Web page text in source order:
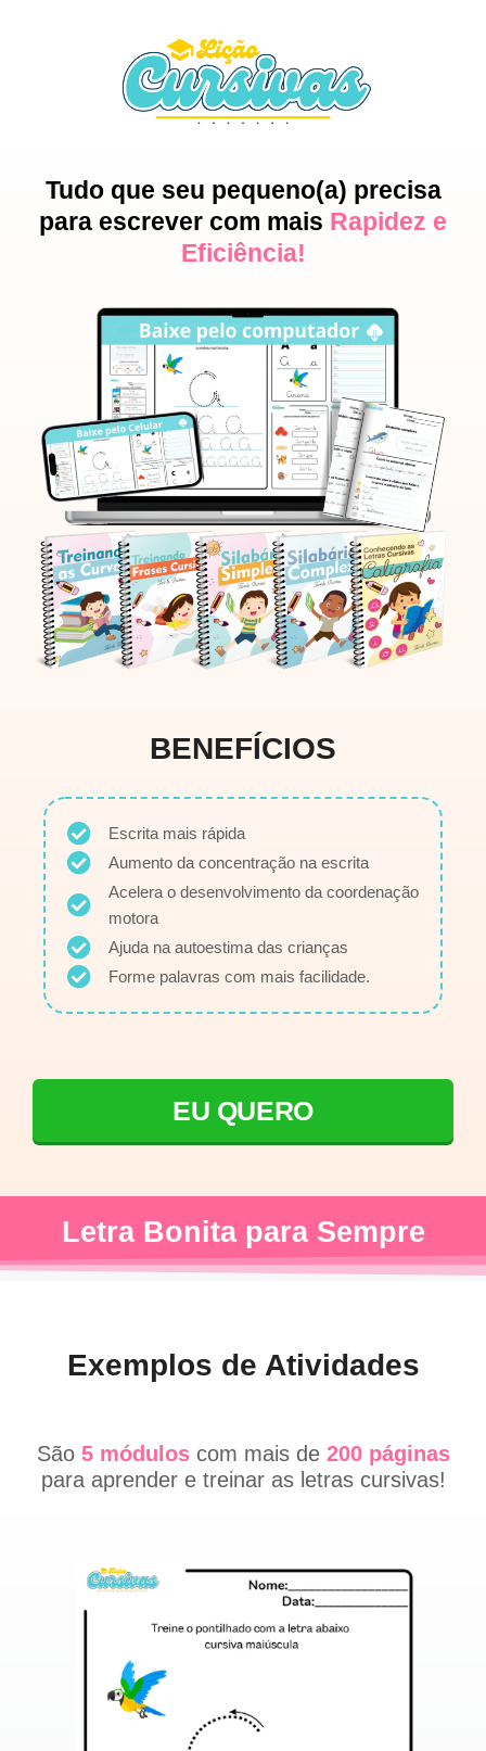
Tudo que seu pequeno(a) precisa
para escrever com mais Rapidez e
Eficiência!
BENEFÍCIOS
Escrita mais rápida
Aumento da concentração na escrita
Acelera o desenvolvimento da coordenação
motora
Ajuda na autoestima das crianças
Forme palavras com mais facilidade.
EU QUERO
Letra Bonita para Sempre
Exemplos de Atividades
São 5 móduloscom mais de 200 páginas
para aprender e treinar as letras cursivas!